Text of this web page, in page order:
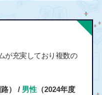
が充実しており複数の
） / 男性（2024年度